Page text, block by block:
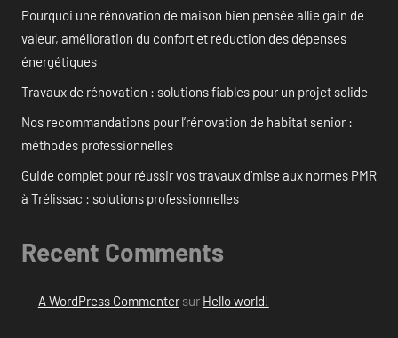
Pourquoi une rénovation de maison bien pensée allie gain de
valeur, amélioration du confort et réduction des dépenses
énergétiques
Travaux de rénovation : solutions fiables pour un projet solide
Nos recommandations pour l’rénovation de habitat senior :
méthodes professionnelles
Guide complet pour réussir vos travaux d’mise aux normes PMR
à Trélissac : solutions professionnelles
Recent Comments
A WordPress Commentersur Hello world!